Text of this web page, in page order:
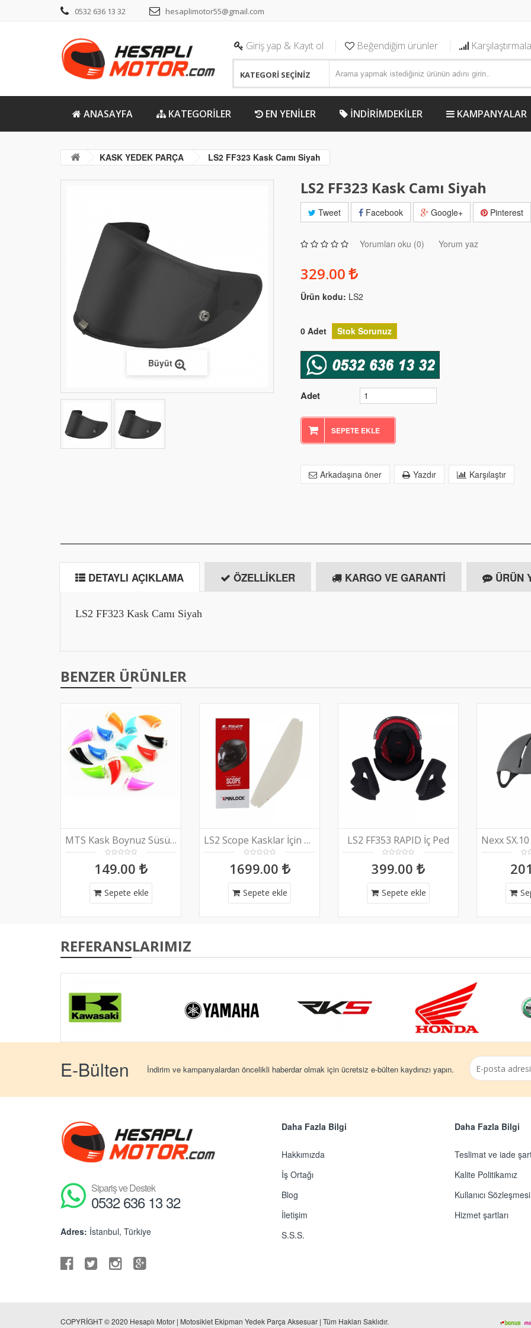
0532 636 13 32 hesaplimotor55@gmail.com
Giriş yap & Kayıt ol Beğendiğim ürünler
ANASAYFA KATEGORİLER EN YENİLER İNDİRİMDEKİLER KAMPANYALAR
KASK YEDEK PARÇA LS2 FF323 Kask Camı Siyah
Büyüt
LS2 FF323 Kask Camı Siyah
Tweet Facebook Google+ Pinterest
Yorumları oku (0) Yorum yaz
329.00
Ürün kodu: LS2
0 Adet Stok Sorunuz
Adet
SEPETE EKLE
Arkadaşına öner Yazdır Karşılaştır
DETAYLI AÇIKLAMA ÖZELLIKLER KARGO VE GARANTI ÜRÜN
LS2 FF323 Kask Camı Siyah
BENZER ÜRÜNLER
MTS Kask Boynuz Süsü (2 Adet)
149.00
Sepete ekle
LS2 Scope Kasklar İçin Buğu Buhar Önleyici Pinlock
1699.00
Sepete ekle
LS2 FF353 RAPID İç Ped
399.00
Sepete ekle
REFERANSLARIMIZ
E-Bülten İndirim ve kampanyalardan öncelikli haberdar olmak için ücretsiz e-bülten kaydınızı yapın.
Sipariş ve Destek
0532 636 13 32
Adres: İstanbul, Türkiye
Daha Fazla Bilgi
Hakkımızda
İş Ortağı
Blog
İletişim
S.S.S.
Daha Fazla Bilgi
Teslimat ve iade
Kalite Politikamız
Kullanıcı Sözleşmesi
Hizmet şartları
COPYRİGHT © 2020 Hesaplı Motor | Motosiklet Ekipman Yedek Parça Aksesuar | Tüm Hakları Saklıdır.